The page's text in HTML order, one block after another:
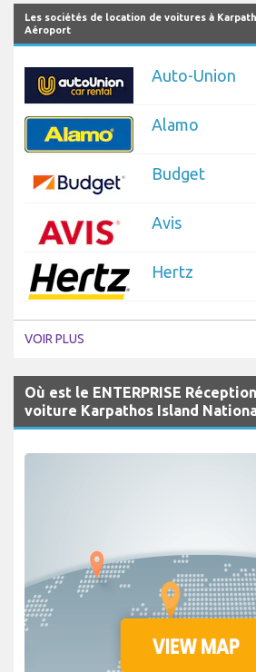
Les sociétés de location de voitures à
Aéroport
Auto-Union
Alamo
Budget
Avis
Hertz
VOIR PLUS
Où est le ENTERPRISE
voiture Karpathos Island